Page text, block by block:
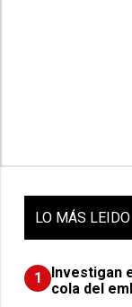
LO MÁS LEIDO
1
Investigan
cola del